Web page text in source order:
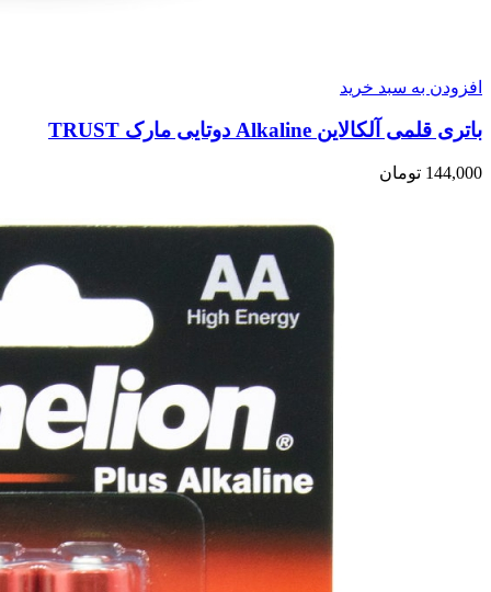
افزودن به سبد خرید
باتری قلمی آلکالاین Alkaline دوتایی مارک TRUST
144,000 تومان